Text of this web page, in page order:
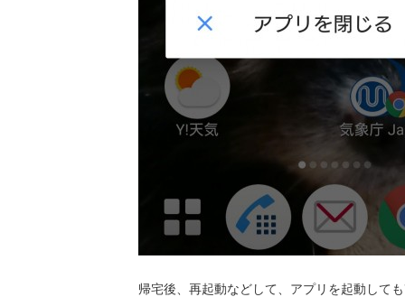
帰宅後、再起動などして、アプリを起動して